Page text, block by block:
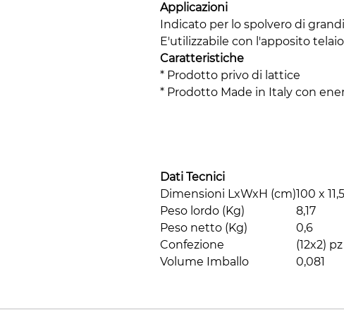
Applicazioni
Indicato per lo spolvero di
E'utilizzabile con l'apposito
Caratteristiche
* Prodotto privo di lattice
* Prodotto Made in Italy con
Dati Tecnici
Dimensioni LxWxH (cm)100 x 11,5
Peso lordo (Kg)
8,17
Peso netto (Kg)
0,6
Confezione
(12x2)
Volume Imballo
0,081